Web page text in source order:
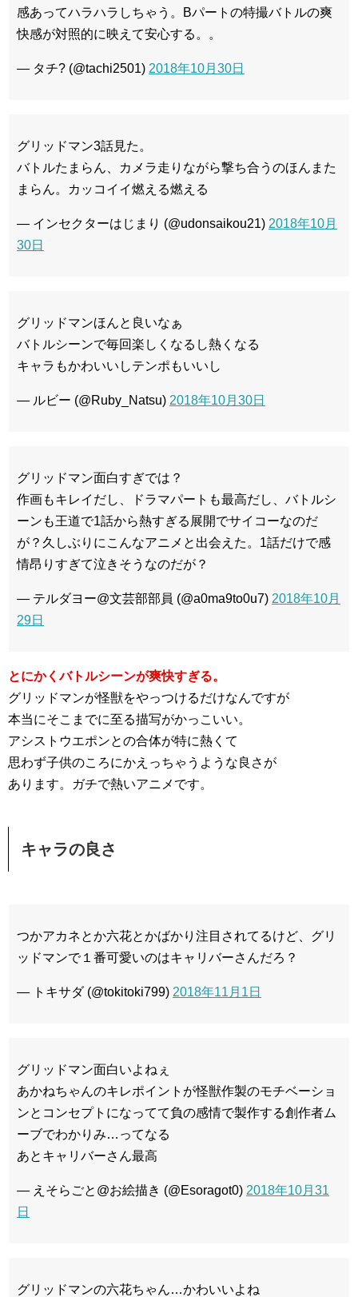
感あってハラハラしちゃう。Bパートの特撮バトルの爽
快感が対照的に映えて安心する。。
— タチ? (@tachi2501) 2018年10月30日
グリッドマン3話見た。
バトルたまらん、カメラ走りながら撃ち合うのほんまた
まらん。カッコイイ燃える燃える
— インセクターはじまり (@udonsaikou21) 2018年10月
30日
グリッドマンほんと良いなぁ
バトルシーンで毎回楽しくなるし熱くなる
キャラもかわいいしテンポもいいし
— ルビー (@Ruby_Natsu) 2018年10月30日
グリッドマン面白すぎでは？
作画もキレイだし、ドラマパートも最高だし、バトルシ
ーンも王道で1話から熱すぎる展開でサイコーなのだ
が？久しぶりにこんなアニメと出会えた。1話だけで感
情昂りすぎて泣きそうなのだが？
— テルダヨー@文芸部部員 (@a0ma9to0u7) 2018年10月
29日
とにかくバトルシーンが爽快すぎる。
グリッドマンが怪獣をやっつけるだけなんですが
本当にそこまでに至る描写がかっこいい。
アシストウエポンとの合体が特に熱くて
思わず子供のころにかえっちゃうような良さが
あります。ガチで熱いアニメです。
キャラの良さ
つかアカネとか六花とかばかり注目されてるけど、グリ
ッドマンで１番可愛いのはキャリバーさんだろ？
— トキサダ (@tokitoki799) 2018年11月1日
グリッドマン面白いよねぇ
あかねちゃんのキレポイントが怪獣作製のモチベーショ
ンとコンセプトになってて負の感情で製作する創作者ム
ーブでわかりみ…ってなる
あとキャリバーさん最高
— えそらごと@お絵描き (@Esoragot0) 2018年10月31
日
グリッドマンの六花ちゃん…かわいいよね